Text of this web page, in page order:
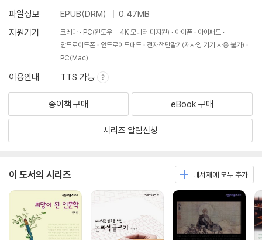
파일정보
EPUB(DRM)
0.47MB
지원기기
크레마 PC(윈도우 - 4K 모니터 미지원) 아이폰
아이패드
안드로이드폰
안드로이드패드
전자책단말기(저사양 기기 사용 불가)
PC(Mac)
이용안내 TTS 가능
종이책 구매 eBook 구매
시리즈 알림신청
이 도서의 시리즈 내서재에 모두 추가